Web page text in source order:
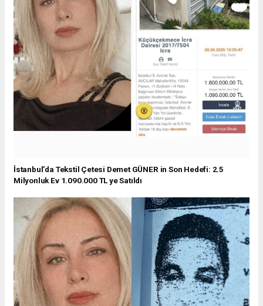
İstanbul’da Tekstil Çetesi Demet GÜNER in Son Hedefi: 2.5
Milyonluk Ev 1.090.000 TL ye Satıldı